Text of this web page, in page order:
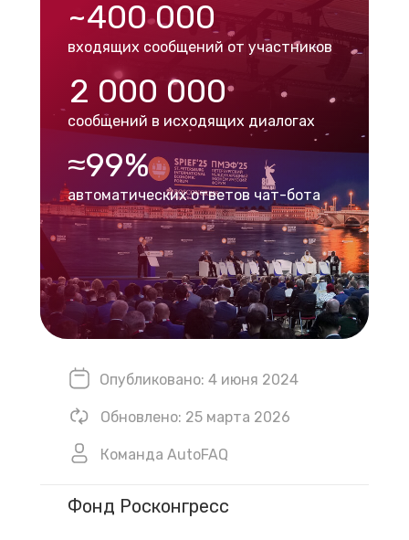
2 000 000
сообщений в исходящих диалогах
входящих сообщений от участников
~400 000
автоматических ответов чат-бота
≈99%
Команда AutoFAQ
Обновлено: 25 марта 2026
Опубликовано: 4 июня 2024
Фонд Росконгресс